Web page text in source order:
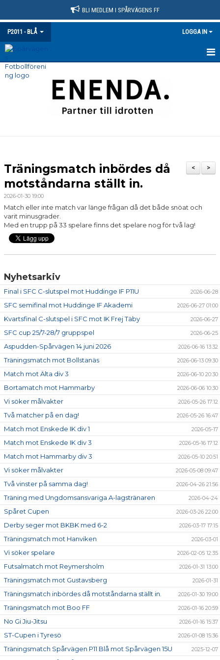
BLI MEDLEM I SPÅRVÄGENS FF
P2011 - BLÅ LOGGA IN
HEM
BILDGALLERI
DOKUMENT
KONTAKT
>
<
Träningsmatch inbördes då
motståndarna ställt in.
2026-01-30 19:00
Match eller inte match var länge frågan då det både snöat och
varit minusgrader.
Med en trupp på 33 spelare finns det spelare nog för två lag!
Nyhetsarkiv
Final i SFC C-slutspel mot Huddinge IF P11U 2026-06-28
SFC semifinal mot Huddinge IF Akademi 2026-06-27 01:00
Kvartsfinal C-slutspel i SFC mot IK Frej Täby 2026-06-27
SFC cup 25/7-28/7 gruppspel 2026-06-25
Aspudden-Spårvägen 14 juni 2026 2026-06-16 13:32
Träningsmatch mot Bollstanäs 2026-06-13 09:30
Match mot Älta div 3 2026-06-10 20:30
Bortamatch mot Hammarby 2026-06-06 10:30
Vi söker målvakter 2026-05-26 17:12
Två matcher på en dag! 2026-05-26 16:47
Match mot Enskede IK div 1 2026-05-17
Match mot Enskede IK div 3 2026-05-16 17:12
Match mot Hammarby div 3 2026-05-10 20:51
Vi söker målvakter 2026-05-08 09:47
Två vinster på samma dag! 2026-04-26 21:56
Träning med Ungdomsansvariga A-lagstränaren 2026-04-24
Spåret Cupen 2026-03-26 22:00
Derby seger mot BKBK med 6-2 2026-03-17 17:15
Träningsmatch mot Hanviken 2026-03-01
Vi söker spelare 2026-02-05 12:35
Futsalmatch mot Reymersholm 2026-01-31 13:00
Träningsmatch mot Gustavsberg 2026-01-31
Träningsmatch inbördes då motståndarna ställt in. 2026-01-30 19:00
Träningsmatch mot Boo FF 2026-01-16 20:59
No Gi Jiu-Jitsu 2026-01-16 15:37
ST-Cupen i Tyresö 2026-01-08 15:36
Träningsmatch Spårvägen P11 Blå mot Spårvägen 15U 2025-12-07